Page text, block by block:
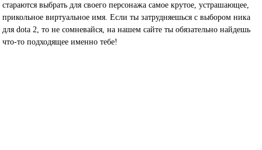
стараются выбрать для своего персонажа самое крутое, устрашающее,
прикольное виртуальное имя. Если ты затрудняешься с выбором ника
для dota 2, то не сомневайся, на нашем сайте ты обязательно найдешь
что-то подходящее именно тебе!